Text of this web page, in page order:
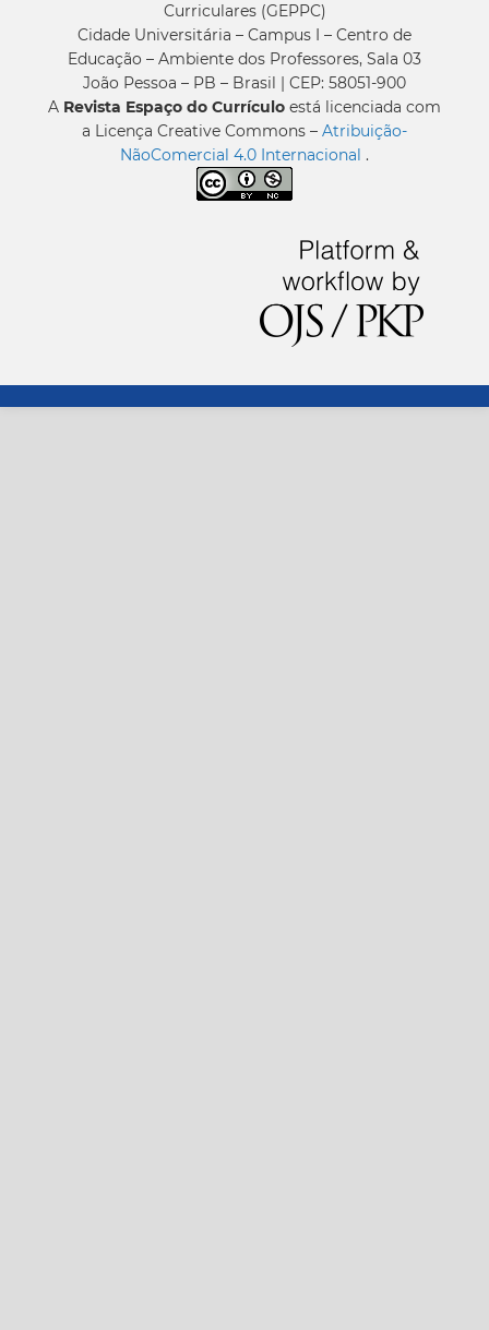
Curriculares (GEPPC)
Cidade Universitária – Campus I – Centro de
Educação – Ambiente dos Professores, Sala 03
João Pessoa – PB – Brasil | CEP: 58051-900
A Revista Espaço do Currículo está licenciada com
a Licença Creative Commons – Atribuição-
NãoComercial 4.0 Internacional .